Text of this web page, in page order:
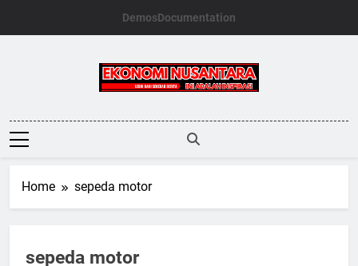
DemosDocumentation
Ekonomi
Nusantara
Home sepeda motor
sepeda motor